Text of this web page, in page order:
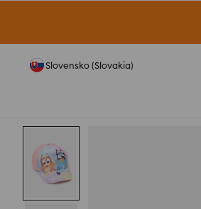
Slovensko (Slovakia)